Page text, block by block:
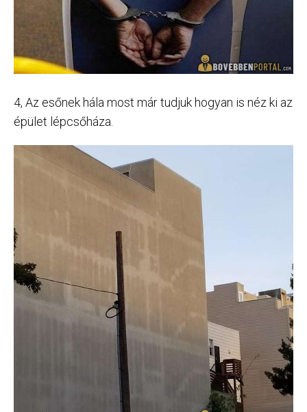
4, Az esőnek hála most már tudjuk hogyan is néz ki az
épület lépcsőháza.